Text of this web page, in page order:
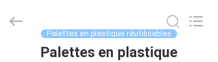
MAISON
ORBIT
Metal
Palettes en plastique réutilisables
Palettes en plastique